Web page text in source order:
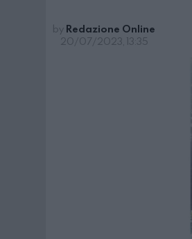
by Redazione Online
20/07/2023, 13:35